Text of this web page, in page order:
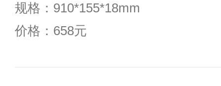
规格：910*155*18mm
价格：658元